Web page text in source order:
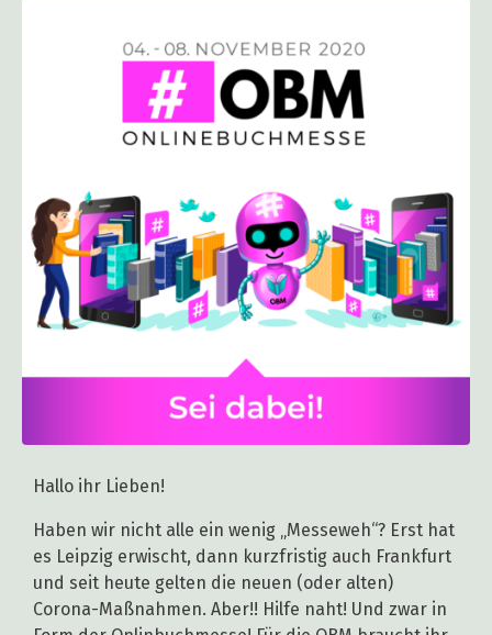
Hallo ihr Lieben!
Haben wir nicht alle ein wenig „Messeweh“? Erst hat
es Leipzig erwischt, dann kurzfristig auch Frankfurt
und seit heute gelten die neuen (oder alten)
Corona-Maßnahmen. Aber!! Hilfe naht! Und zwar in